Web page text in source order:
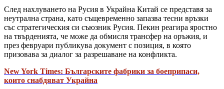
След нахлуването на Русия в Украйна Китай се представя за
неутрална страна, като същевременно запазва тесни връзки
със стратегическия си съюзник Русия. Пекин реагира яростно
на твърденията, че може да обмисля трансфер на оръжия, и
през февруари публикува документ с позиция, в която
призовава за диалог за разрешаване на конфликта.
New York Times: Българските фабрики за боеприпаси,
които снабдяват Украйна